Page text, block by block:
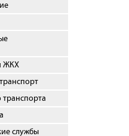
ЖКХ
транспорта
службы